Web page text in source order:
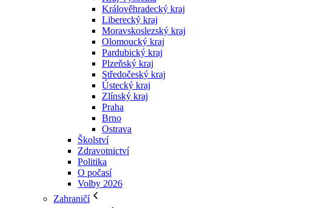
Králověhradecký kraj
Liberecký kraj
Moravskoslezský kraj
Olomoucký kraj
Pardubický kraj
Plzeňský kraj
Středočeský kraj
Ústecký kraj
Zlínský kraj
Praha
Brno
Ostrava
Školství
Zdravotnictví
Politika
O počasí
Volby 2026
Zahraničí